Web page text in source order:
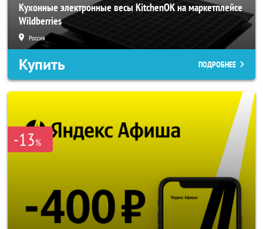
Кухонные электронные весы KitchenOK на маркетплейсе
Wildberries
Россия
Купить ПОДРОБНЕЕ
-13%